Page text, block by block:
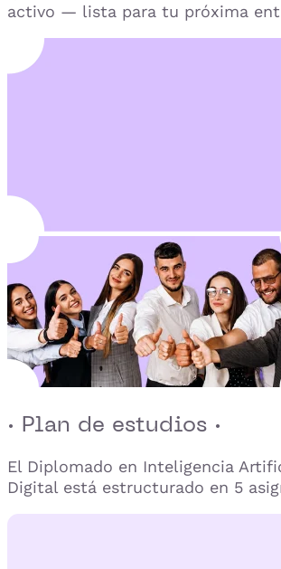
activo — lista para tu próxima
· Plan de estudios ·
El Diplomado en Inteligencia
Digital está estructurado en 5